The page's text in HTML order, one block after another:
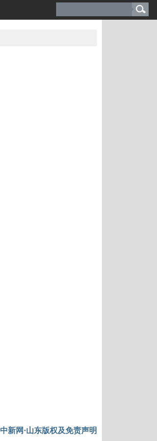
中新网·山东版权及免责声明